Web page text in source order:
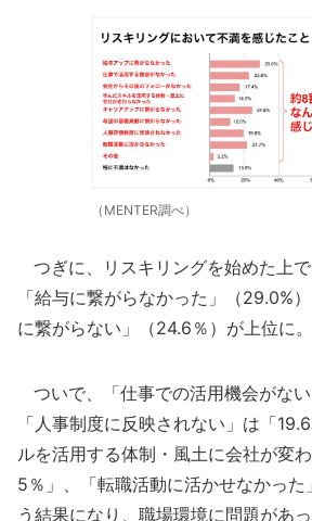
（MENTER調べ）
つぎに、リスキリングを始めた上で
「給与に繋がらなかった」（29.0%
に繋がらない」（24.6％）が上位に。
ついで、「仕事での活用機会がない
「人事制度に反映されない」は「
ルを活用する体制・風土に会社が変
5％」、「転職活動に活かせなかった
う結果になり、職場環境に問題があ